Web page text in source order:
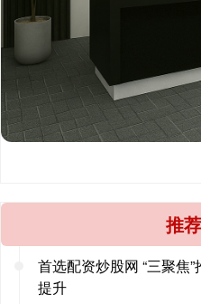
推
首选配资炒股网 “三聚焦
提升